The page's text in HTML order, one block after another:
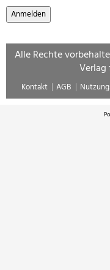
Alle Rechte
Kontakt AGB